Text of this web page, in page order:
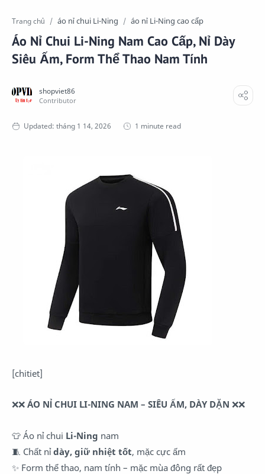
Trang chủ áo nỉ chui Li-Ning áo nỉ Li-Ning cao cấp
Áo Nỉ Chui Li-Ning Nam Cao Cấp, Nỉ Dày
Siêu Ấm, Form Thể Thao Nam Tính
1 minute read
[chitiet]
❌❌ ÁO NỈ CHUI LI-NING NAM – SIÊU ẤM, DÀY DẶN ❌❌
👕 Áo nỉ chui Li-Ning nam
🧵 Chất nỉdày, giữ nhiệt tốt, mặc cực ấm
✨ Form thể thao, nam tính – mặc mùa đông rất đẹp